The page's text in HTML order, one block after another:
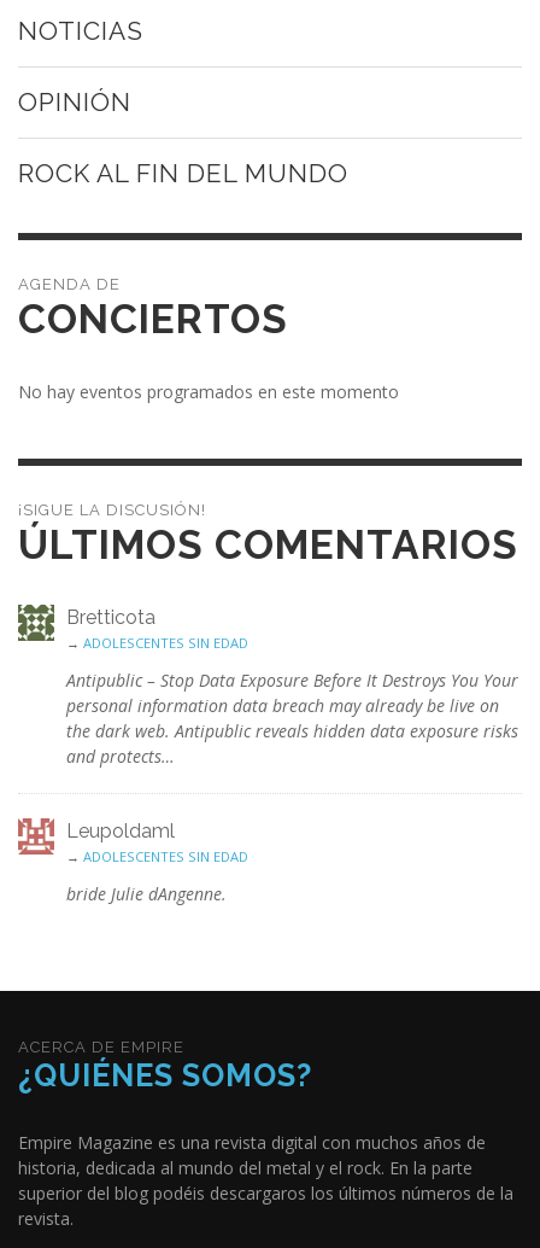
NOTICIAS
OPINIÓN
ROCK AL FIN DEL MUNDO
CONCIERTOS
No hay eventos programados en este momento
¡SIGUE LA DISCUSIÓN!
ÚLTIMOS COMENTARIOS
Bretticota
→ ADOLESCENTES SIN EDAD
Antipublic – Stop Data Exposure Before It Destroys You Your
personal information data breach may already be live on
the dark web. Antipublic reveals hidden data exposure risks
and protects…
Leupoldaml
→ ADOLESCENTES SIN EDAD
bride Julie dAngenne.
ACERCA DE EMPIRE
¿QUIÉNES SOMOS?
Empire Magazine es una revista digital con muchos años de
historia, dedicada al mundo del metal y el rock. En la parte
superior del blog podéis descargaros los últimos números de la
revista.